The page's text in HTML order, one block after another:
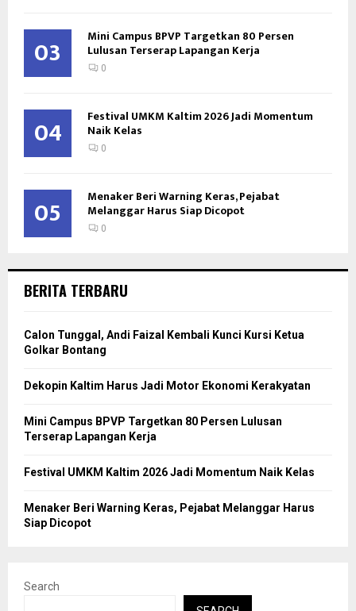
03 Mini Campus BPVP Targetkan 80 Persen
Lulusan Terserap Lapangan Kerja
0
04 Festival UMKM Kaltim 2026 Jadi Momentum
Naik Kelas
0
05 Menaker Beri Warning Keras, Pejabat
Melanggar Harus Siap Dicopot
0
BERITA TERBARU
Calon Tunggal, Andi Faizal Kembali Kunci Kursi Ketua
Golkar Bontang
Dekopin Kaltim Harus Jadi Motor Ekonomi Kerakyatan
Mini Campus BPVP Targetkan 80 Persen Lulusan
Terserap Lapangan Kerja
Festival UMKM Kaltim 2026 Jadi Momentum Naik Kelas
Menaker Beri Warning Keras, Pejabat Melanggar Harus
Siap Dicopot
Search